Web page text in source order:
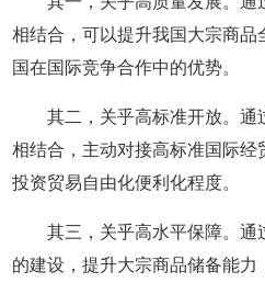
相结合，可以提升我国大宗商
国在国际竞争合作中的优势。
其二，关乎高标准开放。通
相结合，主动对接高标准国际经
投资贸易自由化便利化程度。
其三，关乎高水平保障。通
的建设，提升大宗商品储备能